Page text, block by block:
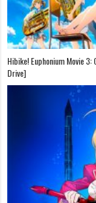
Hibike! Euphonium Movie
Drive]